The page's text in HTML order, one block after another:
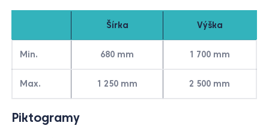
Šírka Výška
Min. 680 mm 1 700 mm
Max. 1 250 mm 2 500 mm
Piktogramy